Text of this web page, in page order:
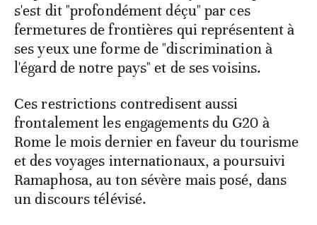
s'est dit "profondément déçu" par ces
fermetures de frontières qui représentent à
ses yeux une forme de "discrimination à
l'égard de notre pays" et de ses voisins.
Ces restrictions contredisent aussi
frontalement les engagements du G20 à
Rome le mois dernier en faveur du tourisme
et des voyages internationaux, a poursuivi
Ramaphosa, au ton sévère mais posé, dans
un discours télévisé.